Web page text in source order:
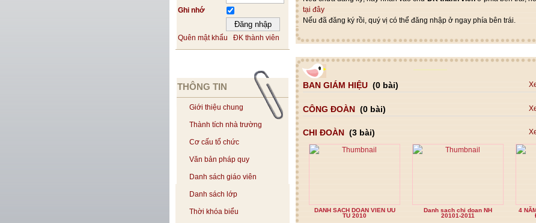
Ghi nhớ
Quên mật khẩu ĐK thành viên
THÔNG TIN
Giới thiệu chung
Thành tích nhà trường
Cơ cấu tổ chức
Văn bản pháp quy
Danh sách giáo viên
Danh sách lớp
Thời khóa biểu
tại đây
Nếu đã đăng ký rồi, quý vị có thể đăng nhập ở ngay phía bên trái.
BAN GIÁM HIỆU (0 bài)
CÔNG ĐOÀN (0 bài)
CHI ĐOÀN (3 bài)
DANH SACH DOAN VIEN UU
TU 2010
Danh sach chi doan NH
20101-2011
4